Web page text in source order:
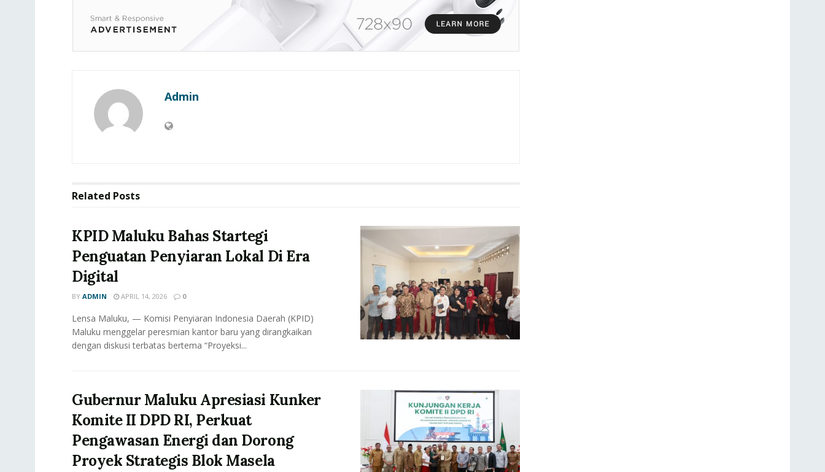
Admin
Related Posts
KPID Maluku Bahas Startegi
Penguatan Penyiaran Lokal Di Era
Digital
BY ADMIN APRIL 14, 2026 0
Lensa Maluku, — Komisi Penyiaran Indonesia Daerah (KPID)
Maluku menggelar peresmian kantor baru yang dirangkaikan
dengan diskusi terbatas bertema “Proyeksi...
Gubernur Maluku Apresiasi Kunker
Komite II DPD RI, Perkuat
Pengawasan Energi dan Dorong
Proyek Strategis Blok Masela